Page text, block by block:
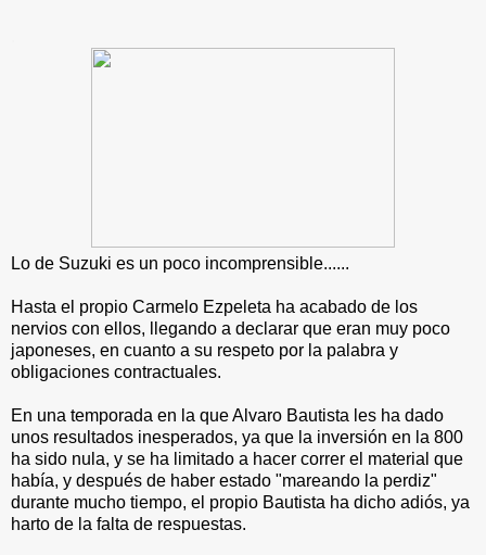
Lo de Suzuki es un poco incomprensible......
Hasta el propio Carmelo Ezpeleta ha acabado de los
nervios con ellos, llegando a declarar que eran muy poco
japoneses, en cuanto a su respeto por la palabra y
obligaciones contractuales.
En una temporada en la que Alvaro Bautista les ha dado
unos resultados inesperados, ya que la inversión en la 800
ha sido nula, y se ha limitado a hacer correr el material que
había, y después de haber estado "mareando la perdiz"
durante mucho tiempo, el propio Bautista ha dicho adiós, ya
harto de la falta de respuestas.